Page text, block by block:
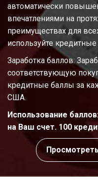
автоматически
впечатлениями на
преимуществах для
используйте
Заработка баллов:
соответствующую
кредитные баллы за
США.
Использование
на Ваш счет. 100